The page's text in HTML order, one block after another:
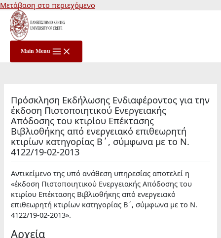
Μετάβαση στο περιεχόμενο
Main Menu
Πρόσκληση Εκδήλωσης Ενδιαφέροντος για την
έκδοση Πιστοποιητικού Ενεργειακής
Απόδοσης του κτιρίου Επέκτασης
Βιβλιοθήκης από ενεργειακό επιθεωρητή
κτιρίων κατηγορίας Β΄, σύμφωνα με το Ν.
4122/19-02-2013
Αντικείμενο της υπό ανάθεση υπηρεσίας αποτελεί η
«έκδοση Πιστοποιητικού Ενεργειακής Απόδοσης του
κτιρίου Επέκτασης Βιβλιοθήκης από ενεργειακό
επιθεωρητή κτιρίων κατηγορίας Β΄, σύμφωνα με το Ν.
4122/19-02-2013».
Αρχεία